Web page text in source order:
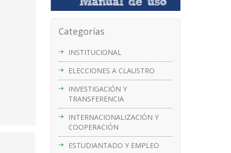
Categorías
INSTITUCIONAL
ELECCIONES A CLAUSTRO
INVESTIGACIÓN Y
TRANSFERENCIA
INTERNACIONALIZACIÓN Y
COOPERACIÓN
ESTUDIANTADO Y EMPLEO